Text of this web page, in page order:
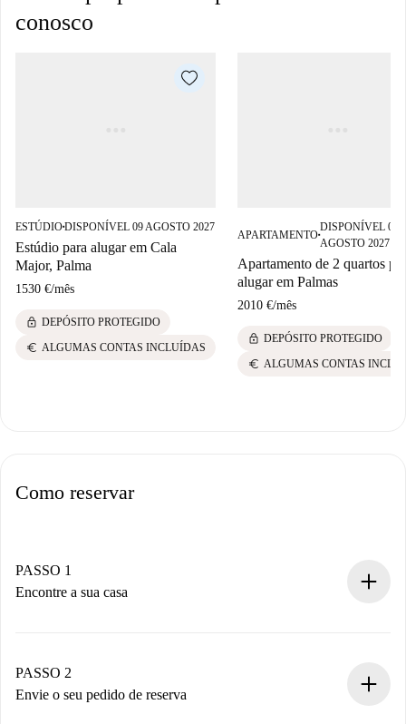
conosco
ESTÚDIO■DISPONÍVEL 09 AGOSTO 2027
Estúdio para alugar em Cala
Major, Palma
1530 €/mês
lock DEPÓSITO PROTEGIDO
euro ALGUMAS CONTAS INCLUÍDAS
APARTAMENTO■
DISPONÍVEL 09
AGOSTO 2027
Apartamento de 2 quartos
alugar em Palmas
2010 €/mês
lock DEPÓSITO PROTEGIDO
euro ALGUMAS CONTAS
Como reservar
PASSO 1
Encontre a sua casa
Você tem todas as informações necessárias
antecipadamente.
PASSO 2
Envie o seu pedido de reserva